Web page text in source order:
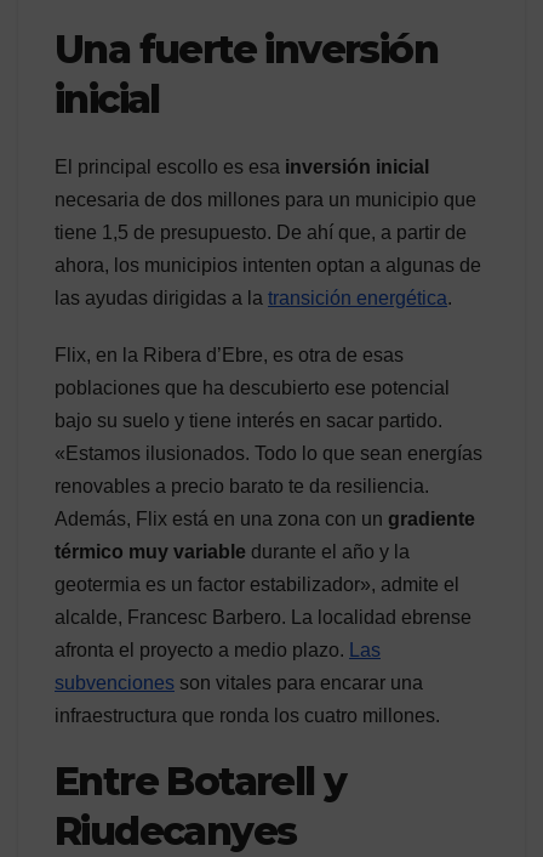
Una fuerte inversión
inicial
El principal escollo es esa inversión inicial
necesaria de dos millones para un municipio que
tiene 1,5 de presupuesto. De ahí que, a partir de
ahora, los municipios intenten optan a algunas de
las ayudas dirigidas a la transición energética.
Flix, en la Ribera d’Ebre, es otra de esas
poblaciones que ha descubierto ese potencial
bajo su suelo y tiene interés en sacar partido.
«Estamos ilusionados. Todo lo que sean energías
renovables a precio barato te da resiliencia.
Además, Flix está en una zona con un gradiente
térmico muy variable durante el año y la
geotermia es un factor estabilizador», admite el
alcalde, Francesc Barbero. La localidad ebrense
afronta el proyecto a medio plazo.
Las
subvenciones son vitales para encarar una
infraestructura que ronda los cuatro millones.
Entre Botarell y
Riudecanyes